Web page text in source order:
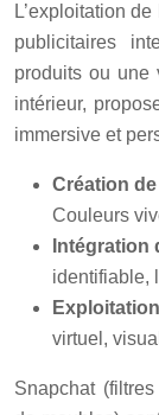
L’exploitation
publicitaires
produits ou une
intérieur,
immersive et
Création
Couleurs
Intégration
identifiable,
virtuel,
Snapchat